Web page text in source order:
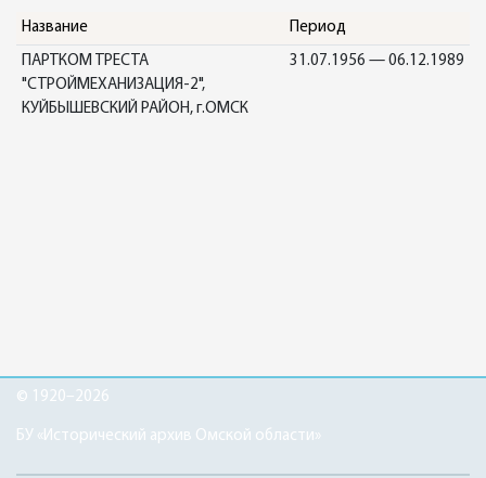
Название Период
ПАРТКОМ ТРЕСТА
"СТРОЙМЕХАНИЗАЦИЯ-2",
КУЙБЫШЕВСКИЙ РАЙОН, г.ОМСК
31.07.1956 — 06.12.1989
© 1920–2026
БУ «Исторический архив Омской области»